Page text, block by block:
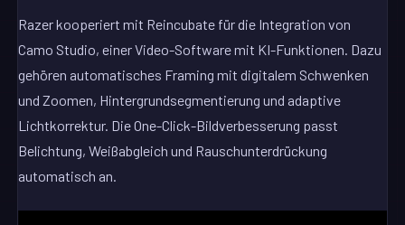
Razer kooperiert mit Reincubate für die Integration von
Camo Studio, einer Video-Software mit KI-Funktionen. Dazu
gehören automatisches Framing mit digitalem Schwenken
und Zoomen, Hintergrundsegmentierung und adaptive
Lichtkorrektur. Die One-Click-Bildverbesserung passt
Belichtung, Weißabgleich und Rauschunterdrückung
automatisch an.